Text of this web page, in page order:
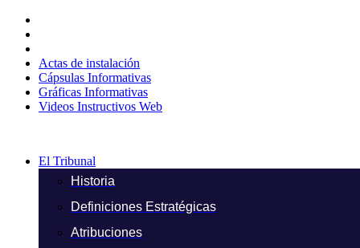
contenido
Actas de instalación
Cápsulas Informativas
Gráficas Informativas
Videos Instructivos Web
El Tribunal
Historia
Definiciones Estratégicas
Atribuciones